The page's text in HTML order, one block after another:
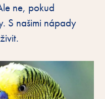
ne, pokud
S našimi nápady